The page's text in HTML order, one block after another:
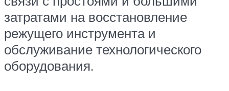
затратами на восстановление
режущего инструмента и
обслуживание технологического
оборудования.